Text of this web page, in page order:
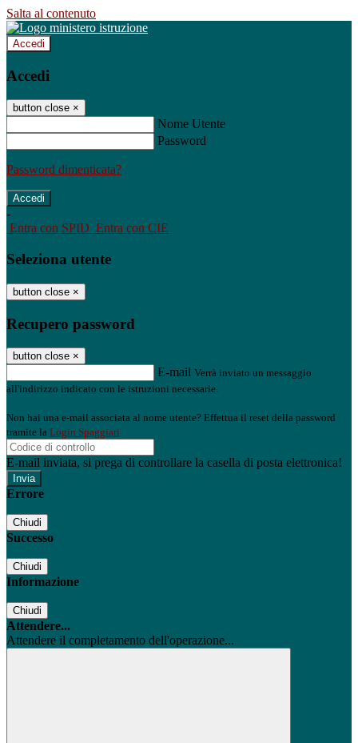
Salta al contenuto
Accedi
Accedi
button close ×
Nome Utente
Password
Password dimenticata?
-
Entra con SPID Entra con CIE
Seleziona utente
button close ×
Recupero password
button close ×
E-mail Verrà inviato un messaggio
all'indirizzo indicato con le istruzioni necessarie.
Non hai una e-mail associata al nome utente? Effettua il reset della password
tramite la Login Spaggiari
E-mail inviata, si prega di controllare la casella di posta elettronica!
Errore
Chiudi
Successo
Chiudi
Informazione
Chiudi
Attendere...
Attendere il completamento dell'operazione...